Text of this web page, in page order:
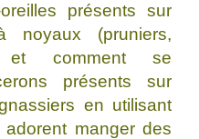
présents sur
noyaux (pruniers,
et comment se
présents sur
en utilisant
manger des